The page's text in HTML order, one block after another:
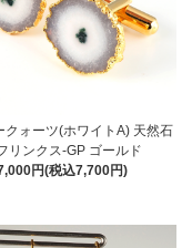
クォーツ(ホワイトA) 天然石
リンクス-GP ゴールド
円(税込7,700円)